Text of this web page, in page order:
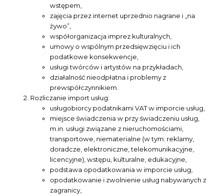
wstępem,
zajęcia przez internet uprzednio nagrane i „na
żywo”,
współorganizacja imprez kulturalnych,
umowy o wspólnym przedsięwzięciu i ich
podatkowe konsekwencje,
usługi twórców i artystów na przykładach,
działalność nieodpłatna i problemy z
prewspółczynnikiem.
Rozliczanie import usług:
usługobiorcy podatnikami VAT w imporcie usług,
miejsce świadczenia w przy świadczeniu usług,
m.in. usługi związane z nieruchomościami,
transportowe, niematerialne (w tym: reklamy,
doradcze, elektroniczne, telekomunikacyjne,
licencyjne), wstępu, kulturalne, edukacyjne,
podstawa opodatkowania w imporcie usług,
opodatkowanie i zwolnienie usług nabywanych z
zagranicy,